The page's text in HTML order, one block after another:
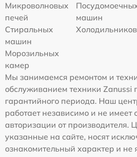
Микроволновых
печей
машин
Стиральных
машин
Холодильников
Морозильных
камер
Мы занимаемся ремонтом и
обслуживанием техники Zanussi
гарантийного периода. Наш
работает независимо и не
авторизации от производителя.
указанные на сайте, носят
ознакомительный характер и не